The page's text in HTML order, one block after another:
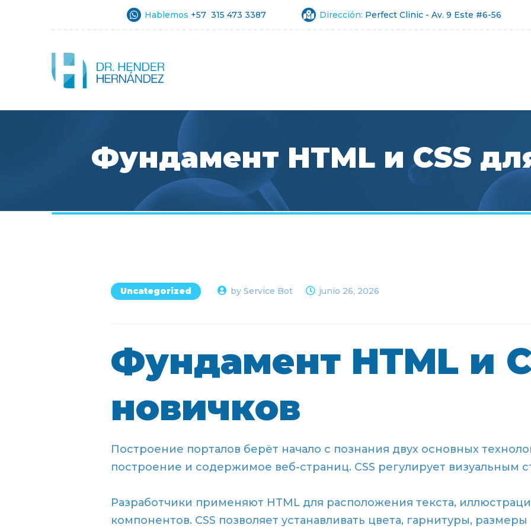
Hablemos +57 315 473 3387 Dirección: Perfect Clinic - Av. 9 Este #6-56
Фундамент HTML и CSS
Uncategorized by Service Bot junio 26, 2026
Фундамент HTML и
новичков
Построение порталов берёт начало с познания двух основных
построение и содержимое веб-страниц. CSS регулирует визуальным
Разработчики применяют HTML для расположения текста,
компонентов. CSS позволяет устанавливать цвета, гарнитуры,